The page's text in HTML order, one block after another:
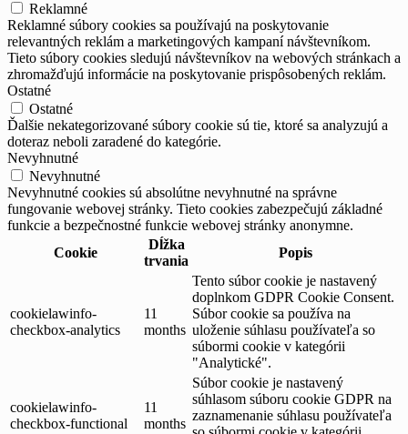
Reklamné
Reklamné súbory cookies sa používajú na poskytovanie
relevantných reklám a marketingových kampaní návštevníkom.
Tieto súbory cookies sledujú návštevníkov na webových stránkach a
zhromažďujú informácie na poskytovanie prispôsobených reklám.
Ostatné
Ostatné
Ďalšie nekategorizované súbory cookie sú tie, ktoré sa analyzujú a
doteraz neboli zaradené do kategórie.
Nevyhnutné
Nevyhnutné
Nevyhnutné cookies sú absolútne nevyhnutné na správne
fungovanie webovej stránky. Tieto cookies zabezpečujú základné
funkcie a bezpečnostné funkcie webovej stránky anonymne.
Cookie
Dĺžka
trvania
Popis
cookielawinfo-
checkbox-analytics
11
months
Tento súbor cookie je nastavený
doplnkom GDPR Cookie Consent.
Súbor cookie sa používa na
uloženie súhlasu používateľa so
súbormi cookie v kategórii
"Analytické".
cookielawinfo-
checkbox-functional
11
months
Súbor cookie je nastavený
súhlasom súboru cookie GDPR na
zaznamenanie súhlasu používateľa